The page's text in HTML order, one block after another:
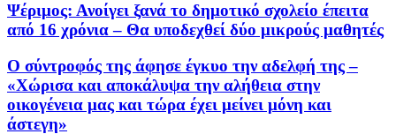
Ψέριμος: Ανοίγει ξανά το δημοτικό σχολείο έπειτα
από 16 χρόνια – Θα υποδεχθεί δύο μικρούς μαθητές
Ο σύντροφός της άφησε έγκυο την αδελφή της –
«Χώρισα και αποκάλυψα την αλήθεια στην
οικογένεια μας και τώρα έχει μείνει μόνη και
άστεγη»